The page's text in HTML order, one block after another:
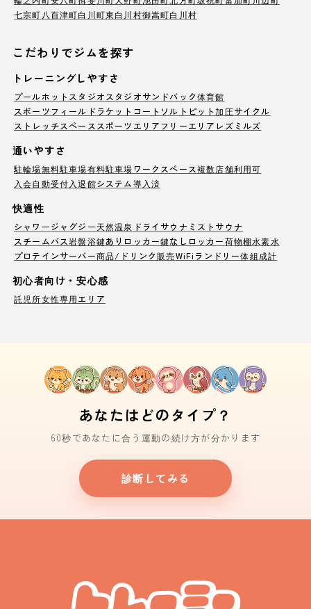
七宗町 八百津町白川町東白川村御嵩町白川村
こだわりでジムを探す
トレーニングしやすさ
プールホットスタジオ スタジオサンドバック体育館
スポーツフィールド ラケットコート ソルトピット加圧サイクル
ストレッチスペース スポーツエリア フリーエリア レズミルズ
通いやすさ
駐輪場無料駐車場有料駐車場ワークスペース複数店舗利用可
入会自動受付 入退館システム導入済
快適性
シャワージャグジー天然温泉 ドライサウナ ミストサウナ
スチームバス岩盤浴鍵ありロッカー鍵なしロッカー荷物棚水素水
プロテインサーバー商品/ドリンク販売WiFi ランドリー体組成計
初心者向け・安心感
託児所女性専用エリア
あなたはどのタイプ？
60秒であなたに合う運動の続け方が分かります
診断してみる